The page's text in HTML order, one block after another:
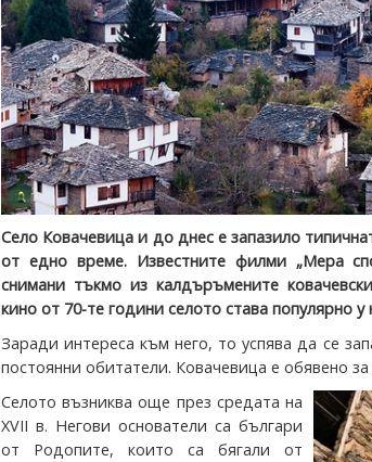
Село Ковачевица и до днес е запазило
от едно време. Известните филми „Мера
снимани тъкмо из калдъръмените
кино от 70-те години селото става популярно у
Заради интереса към него, то успява да се
постоянни обитатели. Ковачевица е обявено
Селото възниква още през средата на
XVII в. Негови основатели са българи
от Родопите, които са бягали от